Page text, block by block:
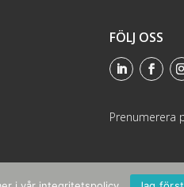
FÖLJ OSS
Prenumerera